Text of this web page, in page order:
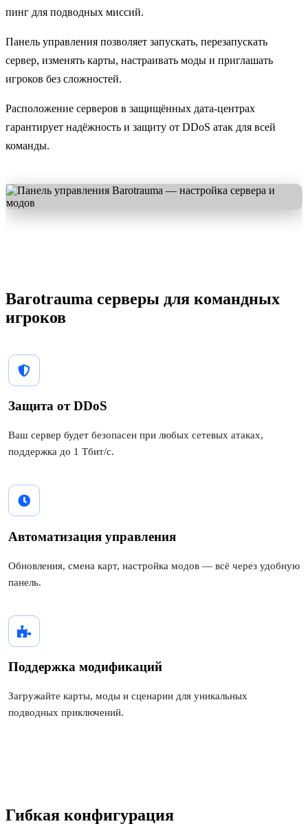
пинг для подводных миссий.
Панель управления позволяет запускать, перезапускать
сервер, изменять карты, настраивать моды и приглашать
игроков без сложностей.
Расположение серверов в защищённых дата-центрах
гарантирует надёжность и защиту от DDoS атак для всей
команды.
Barotrauma серверы для командных
игроков
Защита от DDoS
Ваш сервер будет безопасен при любых сетевых атаках,
поддержка до 1 Тбит/с.
Автоматизация управления
Обновления, смена карт, настройка модов — всё через удобную
панель.
Поддержка модификаций
Загружайте карты, моды и сценарии для уникальных
подводных приключений.
Гибкая конфигурация